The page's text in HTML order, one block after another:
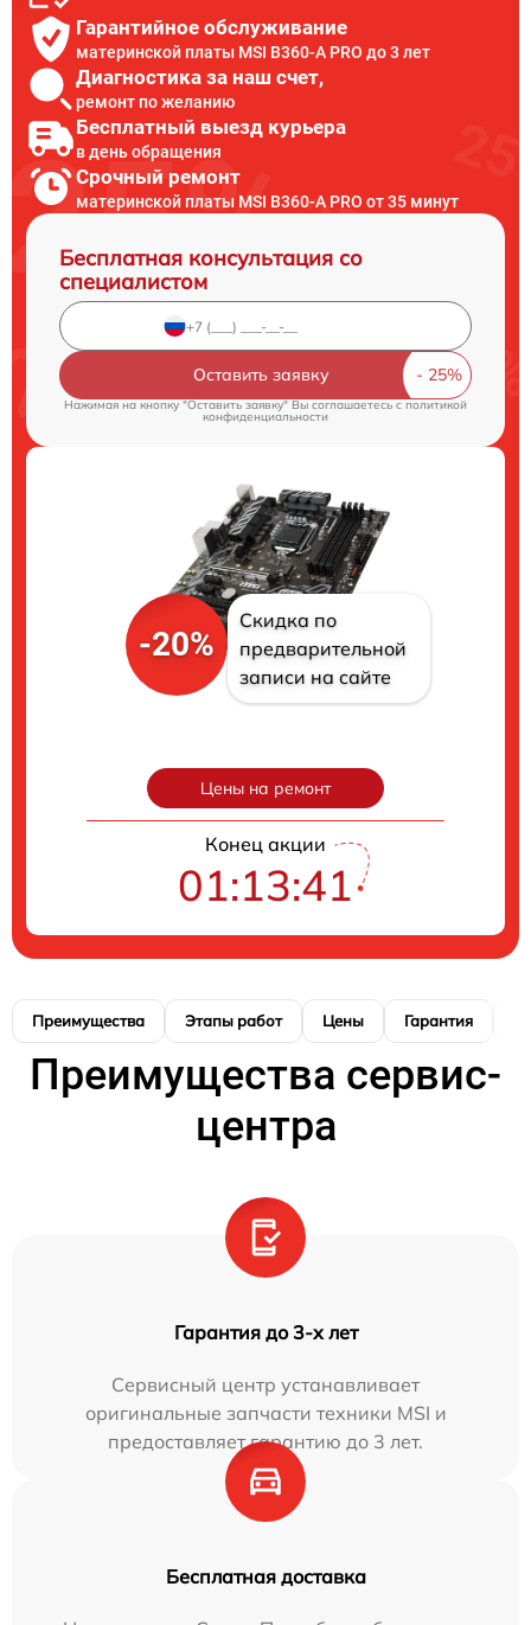
Гарантийное обслуживание
материнской платы MSI B360-A PRO до 3 лет
Диагностика за наш счет,
ремонт по желанию
Бесплатный выезд курьера
в день обращения
Срочный ремонт
материнской платы MSI B360-A PRO от 35 минут
Бесплатная консультация со
специалистом
Оставить заявку
Нажимая на кнопку "Оставить заявку" Вы соглашаетесь cполитикой
конфиденциальности
-20%
Скидка по
предварительной
записи на сайте
Цены на ремонт
Конец акции
01:13:40
Преимущества Этапы работ Цены Гарантия
Преимущества сервис-
центра
Гарантия до 3-х лет
Сервисный центр устанавливает
оригинальные запчасти техники MSI и
предоставляет гарантию до 3 лет.
Бесплатная доставка